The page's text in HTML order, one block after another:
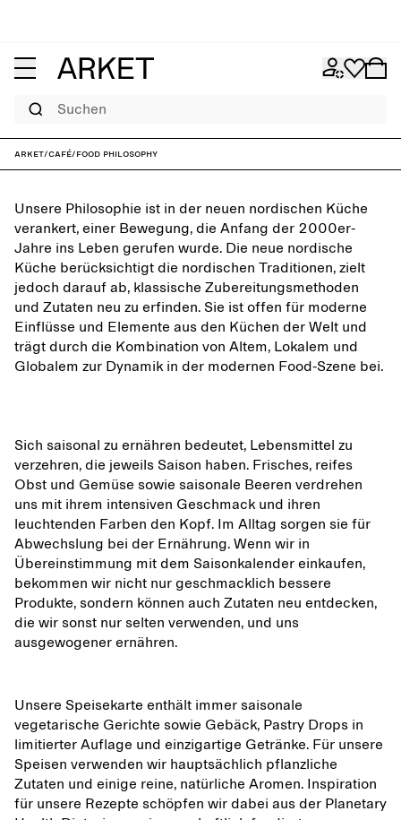
Suchen
ARKET/Café/Food philosophy
Unsere Philosophie ist in der neuen nordischen Küche
verankert, einer Bewegung, die Anfang der 2000er-
Jahre ins Leben gerufen wurde. Die neue nordische
Küche berücksichtigt die nordischen Traditionen, zielt
jedoch darauf ab, klassische Zubereitungsmethoden
und Zutaten neu zu erfinden. Sie ist offen für moderne
Einflüsse und Elemente aus den Küchen der Welt und
trägt durch die Kombination von Altem, Lokalem und
Globalem zur Dynamik in der modernen Food-Szene bei.
Sich saisonal zu ernähren bedeutet, Lebensmittel zu
verzehren, die jeweils Saison haben. Frisches, reifes
Obst und Gemüse sowie saisonale Beeren verdrehen
uns mit ihrem intensiven Geschmack und ihren
leuchtenden Farben den Kopf. Im Alltag sorgen sie für
Abwechslung bei der Ernährung. Wenn wir in
Übereinstimmung mit dem Saisonkalender einkaufen,
bekommen wir nicht nur geschmacklich bessere
Produkte, sondern können auch Zutaten neu entdecken,
die wir sonst nur selten verwenden, und uns
ausgewogener ernähren.
Unsere Speisekarte enthält immer saisonale
vegetarische Gerichte sowie Gebäck, Pastry Drops in
limitierter Auflage und einzigartige Getränke. Für unsere
Speisen verwenden wir hauptsächlich pflanzliche
Zutaten und einige reine, natürliche Aromen. Inspiration
für unsere Rezepte schöpfen wir dabei aus der Planetary